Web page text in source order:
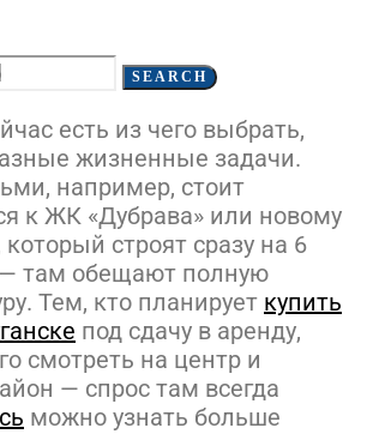
SEARCH
есть из чего выбрать,
жизненные задачи.
например, стоит
к ЖК «Дубрава» или новому
строят сразу на 6
там обещают полную
Тем, кто планирует купить
под сдачу в аренду,
смотреть на центр и
— спрос там всегда
можно узнать больше